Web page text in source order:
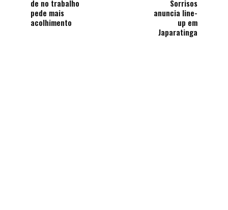
de no trabalho
pede mais
acolhimento
Sorrisos
anuncia line-
up em
Japaratinga